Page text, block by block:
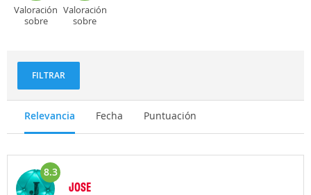
Valoración
sobre
Valoración
sobre
FILTRAR
Relevancia Fecha Puntuación
8.3
JOSE